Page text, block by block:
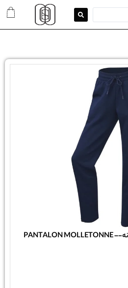
شلوار اسلش سورمه ای زنانه-PANTALON MOLLETONNE –